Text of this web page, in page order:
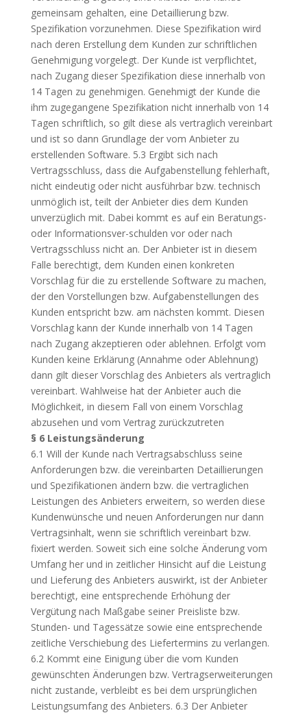
gemeinsam gehalten, eine Detaillierung bzw.
Spezifikation vorzunehmen. Diese Spezifikation wird
nach deren Erstellung dem Kunden zur schriftlichen
Genehmigung vorgelegt. Der Kunde ist verpflichtet,
nach Zugang dieser Spezifikation diese innerhalb von
14 Tagen zu genehmigen. Genehmigt der Kunde die
ihm zugegangene Spezifikation nicht innerhalb von 14
Tagen schriftlich, so gilt diese als vertraglich vereinbart
und ist so dann Grundlage der vom Anbieter zu
erstellenden Software. 5.3 Ergibt sich nach
Vertragsschluss, dass die Aufgabenstellung fehlerhaft,
nicht eindeutig oder nicht ausführbar bzw. technisch
unmöglich ist, teilt der Anbieter dies dem Kunden
unverzüglich mit. Dabei kommt es auf ein Beratungs-
oder Informationsver-schulden vor oder nach
Vertragsschluss nicht an. Der Anbieter ist in diesem
Falle berechtigt, dem Kunden einen konkreten
Vorschlag für die zu erstellende Software zu machen,
der den Vorstellungen bzw. Aufgabenstellungen des
Kunden entspricht bzw. am nächsten kommt. Diesen
Vorschlag kann der Kunde innerhalb von 14 Tagen
nach Zugang akzeptieren oder ablehnen. Erfolgt vom
Kunden keine Erklärung (Annahme oder Ablehnung)
dann gilt dieser Vorschlag des Anbieters als vertraglich
vereinbart. Wahlweise hat der Anbieter auch die
Möglichkeit, in diesem Fall von einem Vorschlag
abzusehen und vom Vertrag zurückzutreten
§ 6 Leistungsänderung
6.1 Will der Kunde nach Vertragsabschluss seine
Anforderungen bzw. die vereinbarten Detaillierungen
und Spezifikationen ändern bzw. die vertraglichen
Leistungen des Anbieters erweitern, so werden diese
Kundenwünsche und neuen Anforderungen nur dann
Vertragsinhalt, wenn sie schriftlich vereinbart bzw.
fixiert werden. Soweit sich eine solche Änderung vom
Umfang her und in zeitlicher Hinsicht auf die Leistung
und Lieferung des Anbieters auswirkt, ist der Anbieter
berechtigt, eine entsprechende Erhöhung der
Vergütung nach Maßgabe seiner Preisliste bzw.
Stunden- und Tagessätze sowie eine entsprechende
zeitliche Verschiebung des Liefertermins zu verlangen.
6.2 Kommt eine Einigung über die vom Kunden
gewünschten Änderungen bzw. Vertragserweiterungen
nicht zustande, verbleibt es bei dem ursprünglichen
Leistungsumfang des Anbieters. 6.3 Der Anbieter